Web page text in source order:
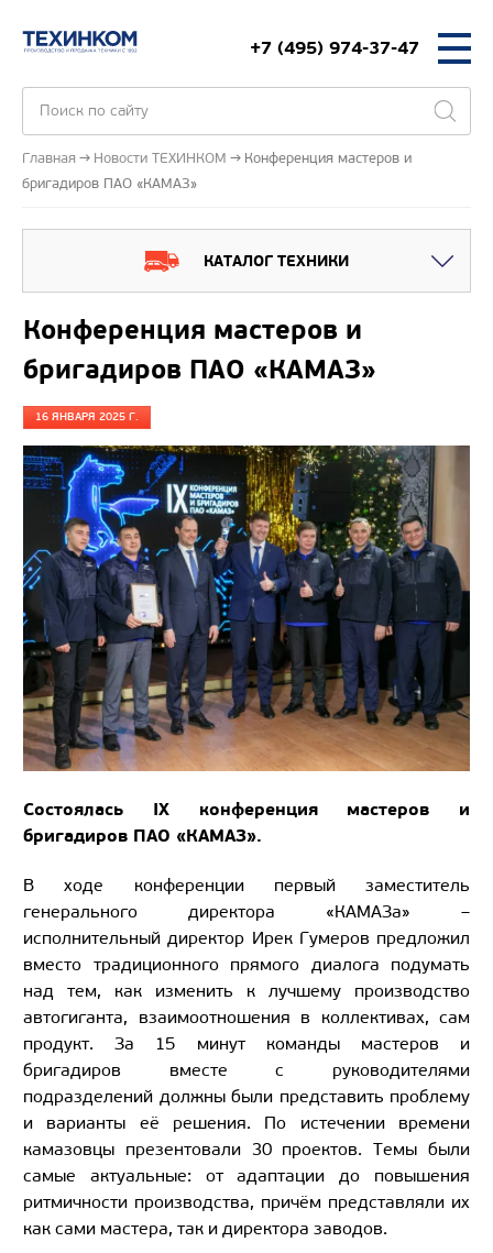
+7 (495) 974-37-47
Главная Новости ТЕХИНКОМ
Конференция мастеров и
бригадиров ПАО «КАМАЗ»
КАТАЛОГ ТЕХНИКИ
Конференция мастеров и
бригадиров ПАО «КАМАЗ»
16 ЯНВАРЯ 2025 Г.
Состоялась IX конференция мастеров и
бригадиров ПАО «КАМАЗ».
В ходе конференции первый заместитель
генерального директора «КАМАЗа» –
исполнительный директор Ирек Гумеров предложил
вместо традиционного прямого диалога подумать
над тем, как изменить к лучшему производство
автогиганта, взаимоотношения в коллективах, сам
продукт. За 15 минут команды мастеров и
бригадиров вместе с руководителями
подразделений должны были представить проблему
и варианты её решения. По истечении времени
камазовцы презентовали 30 проектов. Темы были
самые актуальные: от адаптации до повышения
ритмичности производства, причём представляли их
как сами мастера, так и директора заводов.